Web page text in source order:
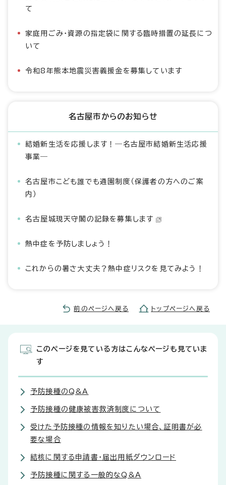
て
家庭用ごみ・資源の指定袋に関する臨時措置の延長につ
いて
令和8年熊本地震災害義援金を募集しています
名古屋市からのお知らせ
結婚新生活を応援します！―名古屋市結婚新生活応援
事業―
名古屋市こども誰でも通園制度（保護者の方へのご案
内）
名古屋城現天守閣の記録を募集します
熱中症を予防しましょう！
これからの暑さ大丈夫？熱中症リスクを見てみよう！
前のページへ戻る トップページへ戻る
このページを見ている方はこんなページも見ていま
す
予防接種のQ&A
予防接種の健康被害救済制度について
受けた予防接種の情報を知りたい場合、証明書が必
要な場合
結核に関する申請書・届出用紙ダウンロード
予防接種に関する一般的なQ&A